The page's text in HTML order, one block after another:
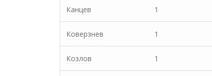
Канцев 1
Коверзнев 1
Козлов 1